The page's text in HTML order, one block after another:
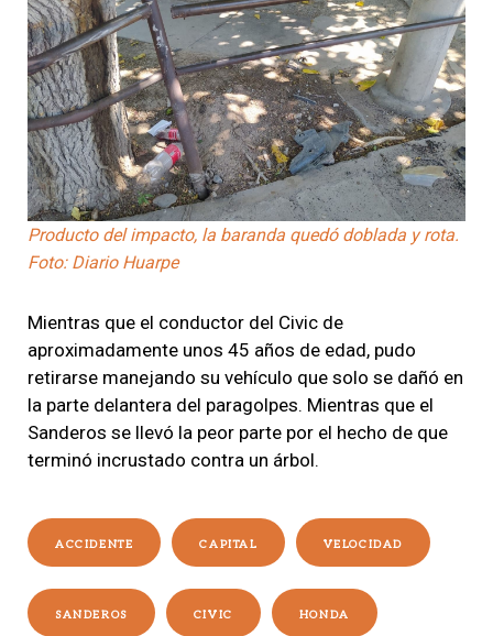
Producto del impacto, la baranda quedó doblada y rota.
Foto: Diario Huarpe
Mientras que el conductor del Civic de
aproximadamente unos 45 años de edad, pudo
retirarse manejando su vehículo que solo se dañó en
la parte delantera del paragolpes. Mientras que el
Sanderos se llevó la peor parte por el hecho de que
terminó incrustado contra un árbol.
ACCIDENTE CAPITAL VELOCIDAD
SANDEROS CIVIC HONDA